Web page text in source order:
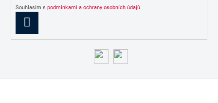
Souhlasím s podmínkami a ochrany osobních údajů
SE